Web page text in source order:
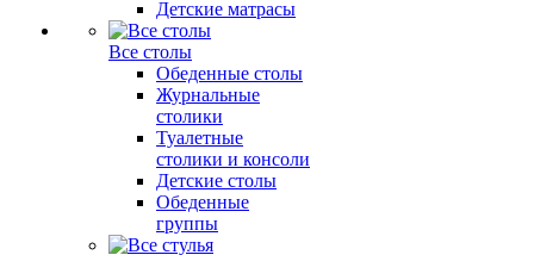
Детские матрасы
Все столы
Обеденные столы
Журнальные
столики
Туалетные
столики и консоли
Детские столы
Обеденные
группы